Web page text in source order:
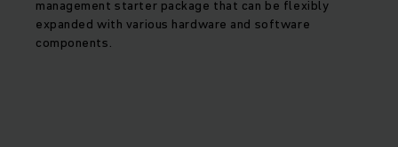
management starter package that can be flexibly
expanded with various hardware and software
components.